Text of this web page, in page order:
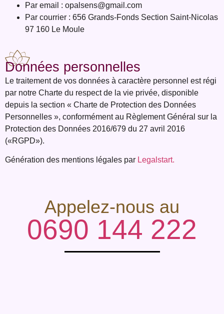
Par email : opalsens@gmail.com
Par courrier : 656 Grands-Fonds Section Saint-Nicolas
97 160 Le Moule
Données personnelles
Le traitement de vos données à caractère personnel est régi
par notre Charte du respect de la vie privée, disponible
depuis la section « Charte de Protection des Données
Personnelles », conformément au Règlement Général sur la
Protection des Données 2016/679 du 27 avril 2016
(«RGPD»).
Génération des mentions légales par Legalstart.
Appelez-nous au
0690 144 222